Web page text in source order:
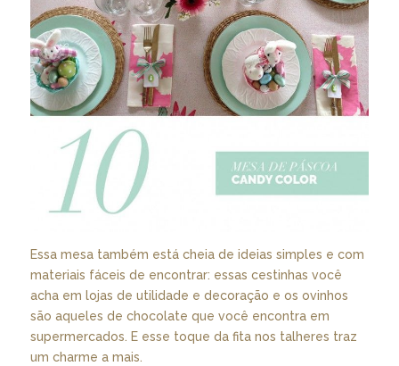
Essa mesa também está cheia de ideias simples e com
materiais fáceis de encontrar: essas cestinhas você
acha em lojas de utilidade e decoração e os ovinhos
são aqueles de chocolate que você encontra em
supermercados. E esse toque da fita nos talheres traz
um charme a mais.